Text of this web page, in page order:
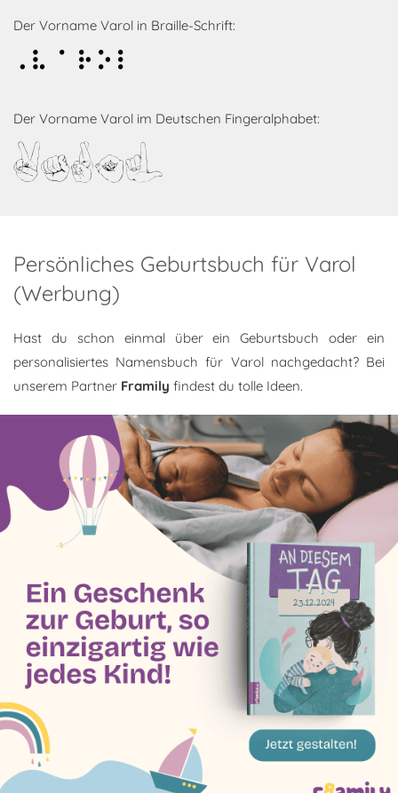
Der Vorname Varol in Braille-Schrift:
Varol
Der Vorname Varol im Deutschen Fingeralphabet:
Varol
Persönliches Geburtsbuch für Varol
(Werbung)
Hast du schon einmal über ein Geburtsbuch oder ein
personalisiertes Namensbuch für Varol nachgedacht? Bei
unserem Partner Framily findest du tolle Ideen.